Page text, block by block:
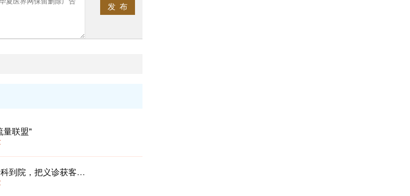
发 布
联盟"
社区义诊“三步留资转化法”：从免费测血压到专科到院，把义诊获客转化率从3%拉至18%